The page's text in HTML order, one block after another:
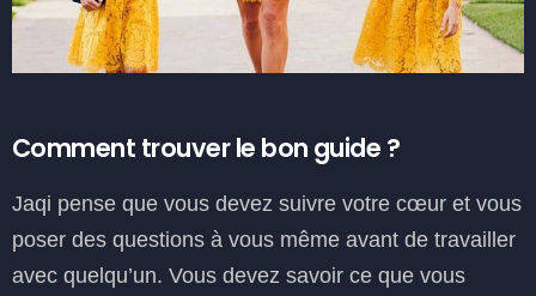
Comment trouver le bon guide ?
Jaqi pense que vous devez suivre votre cœur et vous
poser des questions à vous même avant de travailler
avec quelqu’un. Vous devez savoir ce que vous